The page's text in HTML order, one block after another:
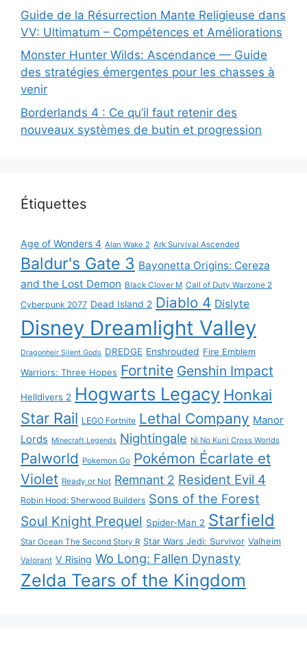
Guide de la Résurrection Mante Religieuse dans
VV: Ultimatum – Compétences et Améliorations
Monster Hunter Wilds: Ascendance — Guide
des stratégies émergentes pour les chasses à
venir
Borderlands 4 : Ce qu’il faut retenir des
nouveaux systèmes de butin et progression
Étiquettes
Age of Wonders 4 Alan Wake 2 Ark Survival Ascended
Baldur's Gate 3 Bayonetta Origins: Cereza
and the Lost Demon Black Clover M Call of Duty Warzone 2
Cyberpunk 2077 Dead Island 2 Diablo 4 Dislyte
Disney Dreamlight Valley
Dragonheir Silent Gods DREDGE Enshrouded Fire Emblem
Warriors: Three Hopes Fortnite Genshin Impact
Helldivers 2 Hogwarts Legacy Honkai
Star Rail LEGO Fortnite Lethal Company Manor
Lords Minecraft Legends Nightingale Ni No Kuni Cross Worlds
Palworld Pokemon Go Pokémon Écarlate et
Violet Ready or Not Remnant 2 Resident Evil 4
Robin Hood: Sherwood Builders Sons of the Forest
Soul Knight Prequel Spider-Man 2 Starfield
Star Ocean The Second Story R Star Wars Jedi: Survivor Valheim
Valorant V Rising Wo Long: Fallen Dynasty
Zelda Tears of the Kingdom